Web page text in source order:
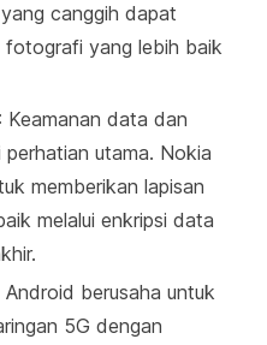
canggih dapat
fotografi yang lebih baik
: Keamanan data dan
perhatian utama. Nokia
memberikan lapisan
melalui enkripsi data
Android berusaha untuk
5G dengan